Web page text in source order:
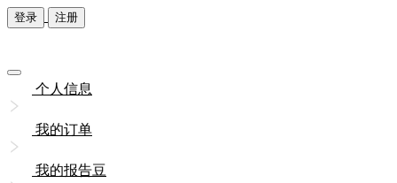
登录 注册
个人信息
我的订单
我的报告豆